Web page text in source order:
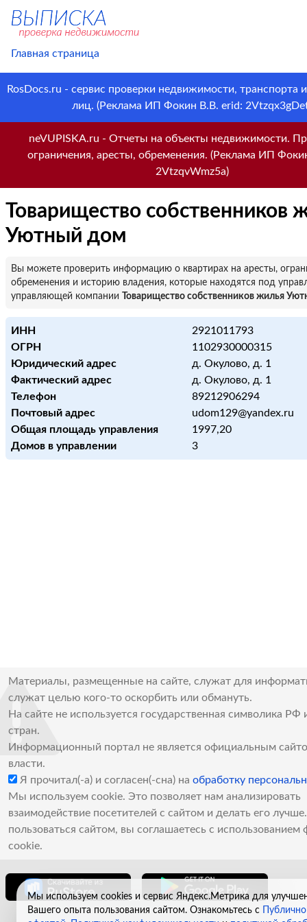
Главная страница
RosDocs.ru - сервис проверки недвижимости, транспорта
лиц. (Реклама ИП Фокин В.В. erid:
neVUPISKA.ru - Отчеты на объекты недвижимости.
ограничения, аресты, обременения. (Реклама ИП
2VtzqvWmz5a)
Товарищество собственников
Уютный дом
Вы можете проверить информацию о квартирах на аресты,
обременения и историю владения, которые находятся под
управляющей компании
Товарищество собственников жилья
ИНН
2921011793
ОГРН
1102930000315
Юридический адрес
д. Окулово, д. 1
Фактический адрес
д. Окулово, д. 1
Телефон
89212906294
Почтовый адрес
udom129@yandex.ru
Общая площадь управления
1997,20
Домов в управлении
3
Материалы, размещенные на сайте, служат для
служат целью кого-то оскорбить или обмануть.
На сайте не используется государственная символика РФ
стран.
Информационный портал не является официальным
власти.
Я прочитал(-а) и согласен(-сна) на обработку
Мы используем cookie. Это позволяет нам анализировать
взаимодействие посетителей с сайтом и делать его
пользоваться сайтом, вы соглашаетесь с использованием
cookie.
Мы используем cookies и сервис Яндекс.Метрика для
Вашего опыта пользования сайтом. Ознакомьтесь с